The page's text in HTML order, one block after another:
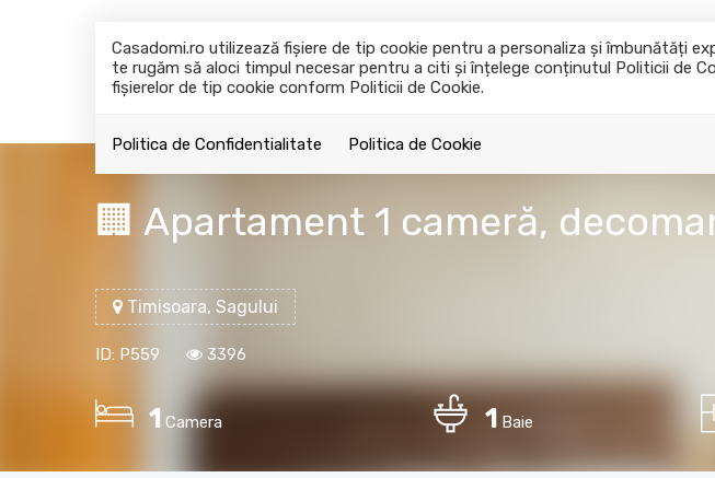
Casadomi.ro utilizează fişiere de tip cookie pentru a personaliza și îmbunătăți
te rugăm să aloci timpul necesar pentru a citi și înțelege conținutul Politicii de
fişierelor de tip cookie conform Politicii de Cookie.
Politica de Confidentialitate Politica de Cookie
🏢 Apartament 1 cameră,
Timisoara, Sagului
ID: P559 3396
1 Camera 1 Baie